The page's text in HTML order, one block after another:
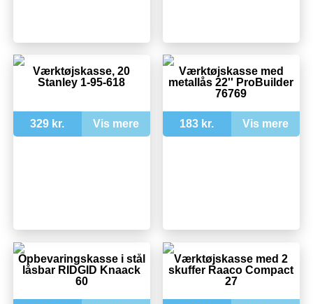
Værktøjskasse, 20
Stanley 1-95-618
329 kr. Vis mere
Værktøjskasse med
metallås 22'' ProBuilder
76769
183 kr. Vis mere
Opbevaringskasse i stål
låsbar RIDGID Knaack
60
Værktøjskasse med 2
skuffer Raaco Compact
27